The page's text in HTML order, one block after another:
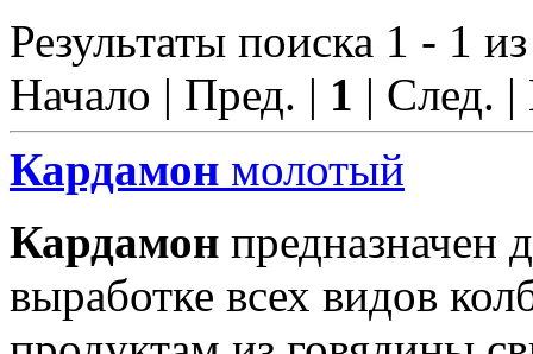
Результаты поиска 1 - 1
Начало | Пред. | 1 | След.
Кардамон молотый
Кардамон предназначен
выработке всех видов